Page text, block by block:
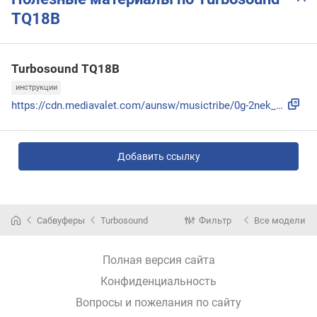
TQ18B
Turbosound TQ18B
инструкции
https://cdn.mediavalet.com/aunsw/musictribe/0g-2nek_FkuiOKR...
Добавить ссылку
Сабвуферы Turbosound Фильтр Все модели
Полная версия сайта
Конфиденциальность
Вопросы и пожелания по сайту